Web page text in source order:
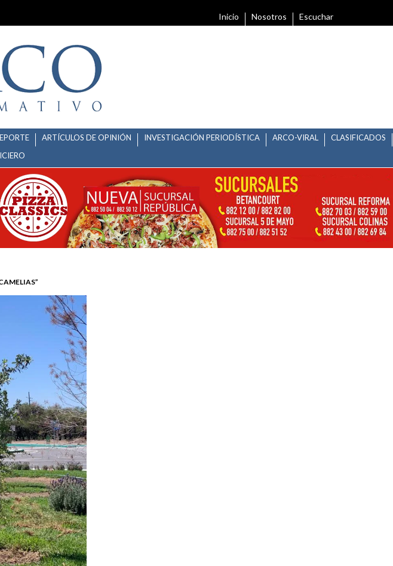
Inicio Nosotros Escuchar
ARTÍCULOS DE OPINIÓN INVESTIGACIÓN PERIODÍSTICA ARCO-VIRAL
CLASIFICADOS
EN PARQUE “LAS CAMELIAS”